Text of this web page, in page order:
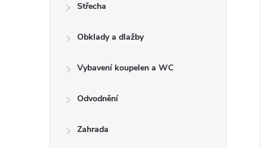
Střecha
Obklady a dlažby
Vybavení koupelen a WC
Odvodnění
Zahrada